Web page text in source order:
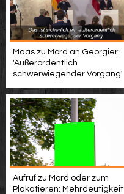
Maas zu Mord an Georgier:
'Außerordentlich
schwerwiegender Vorgang'
Aufruf zu Mord oder zum
Plakatieren: Mehrdeutigkeit